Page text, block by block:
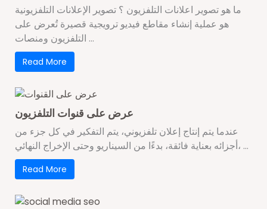
ما هو تصوير اعلانات التلفزيون ؟ تصوير الإعلانات التلفزيونية
هو عملية إنشاء مقاطع فيديو ترويجية قصيرة تُعرض على
التلفزيون ومنصات ...
Read More
عرض على قنوات التلفزيون
عندما يتم إنتاج إعلان تلفزيوني، يتم التفكير في كل جزء من
أجزائه بعناية فائقة، بدءًا من السيناريو وحتى الإخراج النهائي، ...
Read More